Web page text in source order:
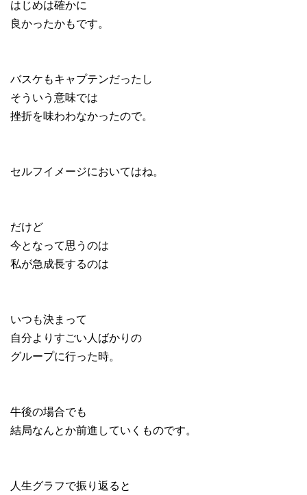
はじめは確かに
良かったかもです。
バスケもキャプテンだったし
そういう意味では
挫折を味わわなかったので。
セルフイメージにおいてはね。
だけど
今となって思うのは
私が急成長するのは
いつも決まって
自分よりすごい人ばかりの
グループに行った時。
牛後の場合でも
結局なんとか前進していくものです。
人生グラフで振り返ると